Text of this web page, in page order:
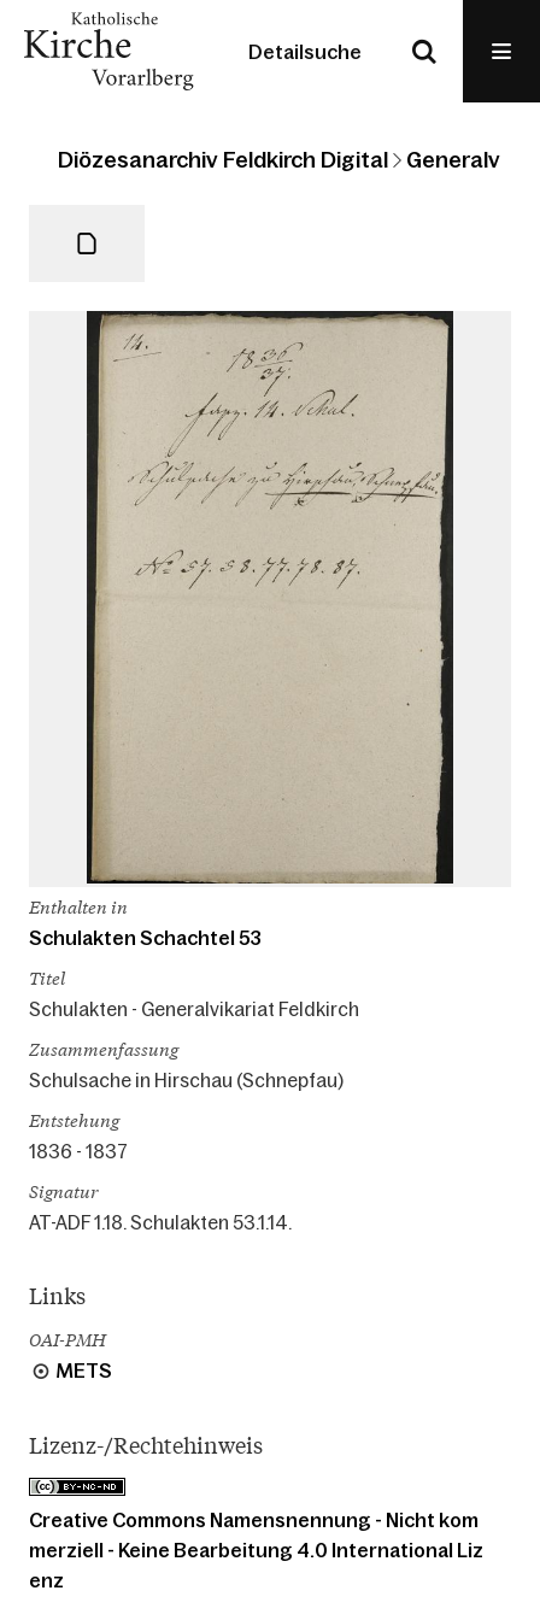
Detailsuche
Diözesanarchiv Feldkirch Digital
Enthalten in
Schulakten Schachtel 53
Titel
Schulakten - Generalvikariat Feldkirch
Zusammenfassung
Schulsache in Hirschau (Schnepfau)
Entstehung
1836 - 1837
Signatur
AT-ADF 1.18. Schulakten 53.1.14.
Links
OAI-PMH
METS
Lizenz-/Rechtehinweis
Creative Commons Namensnennung - Nicht kom
merziell - Keine Bearbeitung 4.0 International Liz
enz